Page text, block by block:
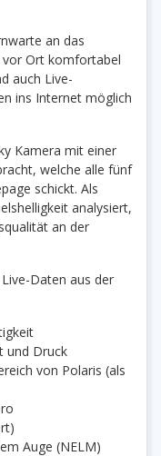
an das
vor Ort komfortabel
auch Live-
ins Internet möglich
Kamera mit einer
welche alle fünf
schickt. Als
analysiert,
an der
Daten aus der
und Druck
von Polaris (als
Auge (NELM)